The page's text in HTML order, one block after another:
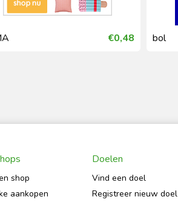
€0,48 bol
shop
aankopen
Doelen
Vind een doel
Registreer nieuw doel